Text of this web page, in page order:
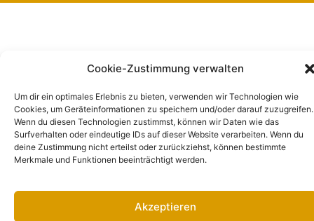
Cookie-Zustimmung verwalten
Um dir ein optimales Erlebnis zu bieten, verwenden wir Technologien wie
Cookies, um Geräteinformationen zu speichern und/oder darauf zuzugreifen.
Wenn du diesen Technologien zustimmst, können wir Daten wie das
Surfverhalten oder eindeutige IDs auf dieser Website verarbeiten. Wenn du
deine Zustimmung nicht erteilst oder zurückziehst, können bestimmte
Merkmale und Funktionen beeinträchtigt werden.
Akzeptieren